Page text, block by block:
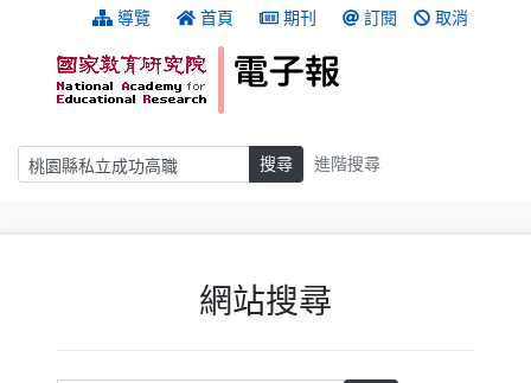
跳到主要內容 導覽 首頁 期刊 訂閱 取消
搜尋 搜尋 進階搜尋
網站搜尋